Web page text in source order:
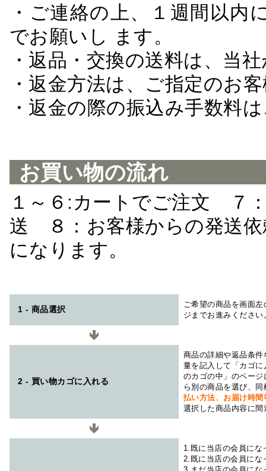
・ご連絡の上、１週間以
でお願いし ます。
・返品・交換の送料は、当
・返金方法は、ご指定のお
・返金の際の振込み手数料
お買い物の流れ
１～６:カートでご注文 ７
送 ８：お客様からの発送
になります。
1 - 商品選択
ご希望の商品を画面
ジまでお進みください
2 - 買い物カゴに入れる
商品の詳細や返品条
量を記入して「カゴ
のカゴの中」のペー
ら別の商品を選び、
払い方法、お届け時
選択した商品内容に
1.既に当店の会員にな
2.既に当店の会員にな